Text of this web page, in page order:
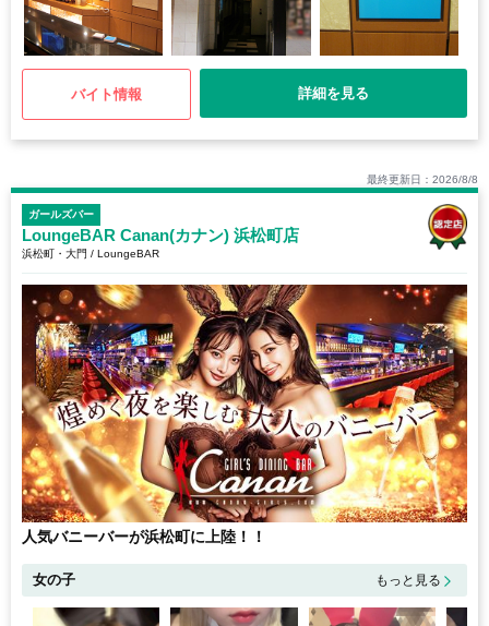
バイト情報 詳細を見る
最終更新日：2026/8/8
ガールズバー
LoungeBAR Canan(カナン) 浜松町店
浜松町・大門 / LoungeBAR
人気バニーバーが浜松町に上陸！！
女の子 もっと見る